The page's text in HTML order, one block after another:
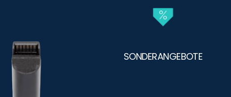
SONDERANGEBOTE